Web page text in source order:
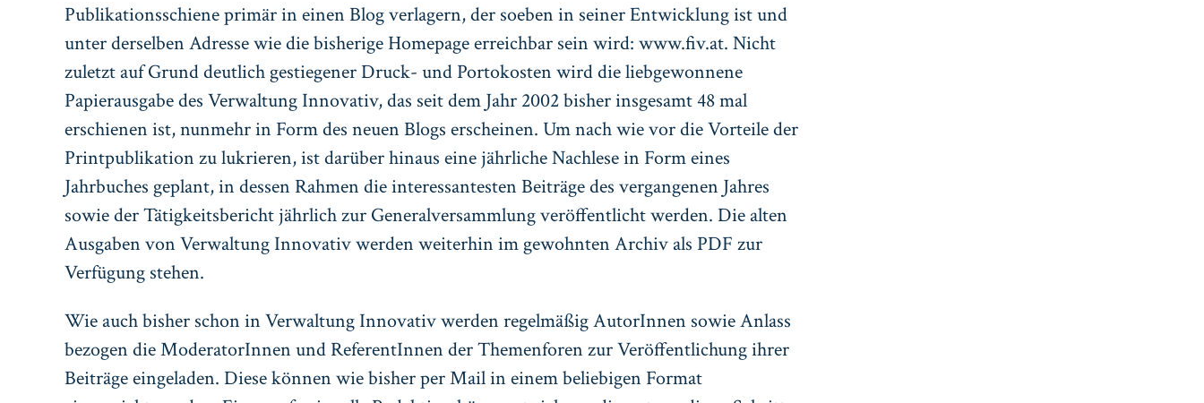
Publikationsschiene primär in einen Blog verlagern, der soeben in seiner Entwicklung ist und
unter derselben Adresse wie die bisherige Homepage erreichbar sein wird: www.fiv.at. Nicht
zuletzt auf Grund deutlich gestiegener Druck- und Portokosten wird die liebgewonnene
Papierausgabe des Verwaltung Innovativ, das seit dem Jahr 2002 bisher insgesamt 48 mal
erschienen ist, nunmehr in Form des neuen Blogs erscheinen. Um nach wie vor die Vorteile der
Printpublikation zu lukrieren, ist darüber hinaus eine jährliche Nachlese in Form eines
Jahrbuches geplant, in dessen Rahmen die interessantesten Beiträge des vergangenen Jahres
sowie der Tätigkeitsbericht jährlich zur Generalversammlung veröffentlicht werden. Die alten
Ausgaben von Verwaltung Innovativ werden weiterhin im gewohnten Archiv als PDF zur
Verfügung stehen.
Wie auch bisher schon in Verwaltung Innovativ werden regelmäßig AutorInnen sowie Anlass
bezogen die ModeratorInnen und ReferentInnen der Themenforen zur Veröffentlichung ihrer
Beiträge eingeladen. Diese können wie bisher per Mail in einem beliebigen Format